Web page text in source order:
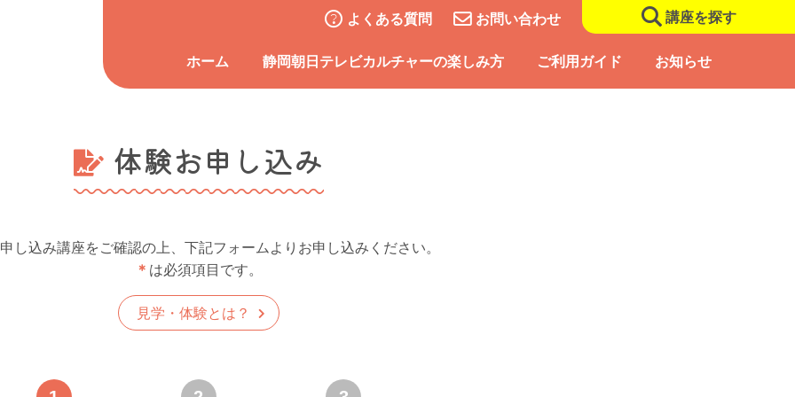
よくある質問 お問い合わせ 講座を探す
ホーム 静岡朝日テレビカルチャーの楽しみ方 ご利用ガイド お知らせ
体験お申し込み
し込み講座をご確認の上、下記フォームよりお申し込みください。
＊ は必須項目です。
見学・体験とは？